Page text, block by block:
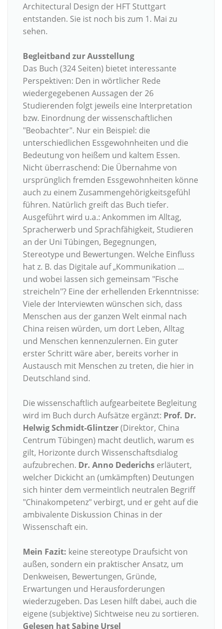
Architectural Design der HFT Stuttgart
entstanden. Sie ist noch bis zum 1. Mai zu
sehen.
Begleitband zur Ausstellung
Das Buch (324 Seiten) bietet interessante
Perspektiven: Den in wörtlicher Rede
wiedergegebenen Aussagen der 26
Studierenden folgt jeweils eine Interpretation
bzw. Einordnung der wissenschaftlichen
"Beobachter". Nur ein Beispiel: die
unterschiedlichen Essgewohnheiten und die
Bedeutung von heißem und kaltem Essen.
Nicht überraschend: Die Übernahme von
ursprünglich fremden Essgewohnheiten könne
auch zu einem Zusammengehörigkeitsgefühl
führen. Natürlich greift das Buch tiefer.
Ausgeführt wird u.a.: Ankommen im Alltag,
Spracherwerb und Sprachfähigkeit, Studieren
an der Uni Tübingen, Begegnungen,
Stereotype und Bewertungen. Welche Einfluss
hat z. B. das Digitale auf „Kommunikation …
und wobei lassen sich gemeinsam "Fische
streicheln"? Eine der erhellenden Erkenntnisse:
Viele der Interviewten wünschen sich, dass
Menschen aus der ganzen Welt einmal nach
China reisen würden, um dort Leben, Alltag
und Menschen kennenzulernen. Ein guter
erster Schritt wäre aber, bereits vorher in
Austausch mit Menschen zu treten, die hier in
Deutschland sind.
Die wissenschaftlich aufgearbeitete Begleitung
wird im Buch durch Aufsätze ergänzt: Prof. Dr.
Helwig Schmidt-Glintzer(Direktor, China
Centrum Tübingen) macht deutlich, warum es
gilt, Horizonte durch Wissenschaftsdialog
aufzubrechen. Dr. Anno Dederichs erläutert,
welcher Dickicht an (umkämpften) Deutungen
sich hinter dem vermeintlich neutralen Begriff
"Chinakompetenz" verbirgt, und er geht auf die
ambivalente Diskussion Chinas in der
Wissenschaft ein.
Mein Fazit: keine stereotype Draufsicht von
außen, sondern ein praktischer Ansatz, um
Denkweisen, Bewertungen, Gründe,
Erwartungen und Herausforderungen
wiederzugeben. Das Lesen hilft dabei, auch die
eigene (subjektive) Sichtweise neu zu sortieren.
Gelesen hat Sabine Ursel